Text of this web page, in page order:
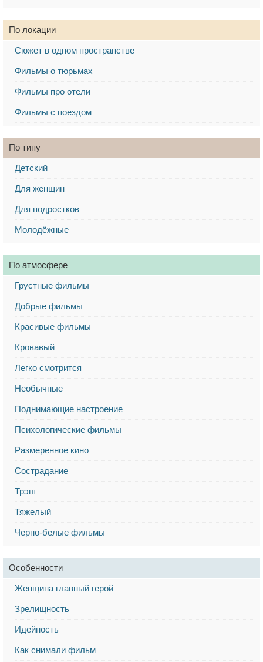
По локации
Сюжет в одном пространстве
Фильмы о тюрьмах
Фильмы про отели
Фильмы с поездом
По типу
Детский
Для женщин
Для подростков
Молодёжные
По атмосфере
Грустные фильмы
Добрые фильмы
Красивые фильмы
Кровавый
Легко смотрится
Необычные
Поднимающие настроение
Психологические фильмы
Размеренное кино
Сострадание
Трэш
Тяжелый
Черно-белые фильмы
Особенности
Женщина главный герой
Зрелищность
Идейность
Как снимали фильм